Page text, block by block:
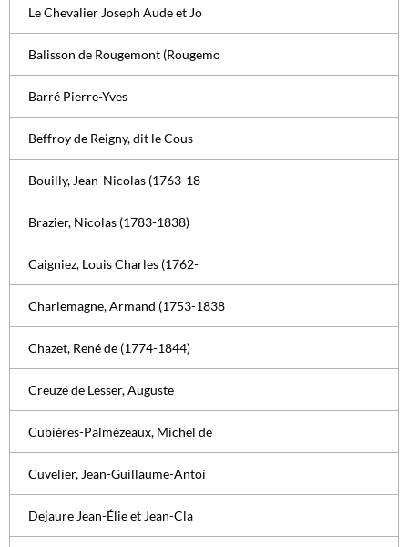
Le Chevalier Joseph Aude et Jo
Balisson de Rougemont (Rougemo
Barré Pierre-Yves
Beffroy de Reigny, dit le Cous
Bouilly, Jean-Nicolas (1763-18
Brazier, Nicolas (1783-1838)
Caigniez, Louis Charles (1762-
Charlemagne, Armand (1753-1838
Chazet, René de (1774-1844)
Creuzé de Lesser, Auguste
Cubières-Palmézeaux, Michel de
Cuvelier, Jean-Guillaume-Antoi
Dejaure Jean-Élie et Jean-Cla